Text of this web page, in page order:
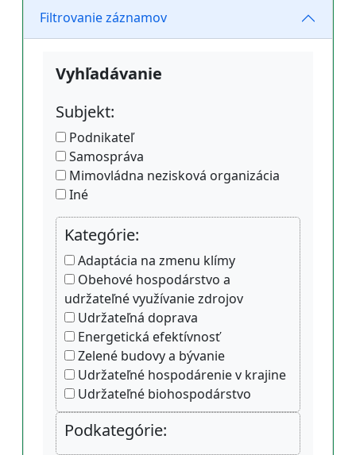
Filtrovanie záznamov
Vyhľadávanie
Subjekt:
Podnikateľ
Samospráva
Mimovládna nezisková organizácia
Iné
Kategórie:
Adaptácia na zmenu klímy
Obehové hospodárstvo a
udržateľné využívanie zdrojov
Udržateľná doprava
Energetická efektívnosť
Zelené budovy a bývanie
Udržateľné hospodárenie v krajine
Udržateľné biohospodárstvo
Podkategórie: